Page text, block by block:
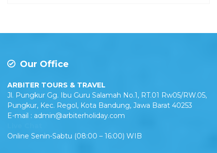
Our Office
ARBITER TOURS & TRAVEL
Jl. Pungkur Gg. Ibu Guru Salamah No.1, RT.01 Rw05/RW.05,
Pungkur, Kec. Regol, Kota Bandung, Jawa Barat 40253
E-mail : admin@arbiterholiday.com
Online Senin-Sabtu (08:00 – 16:00) WIB